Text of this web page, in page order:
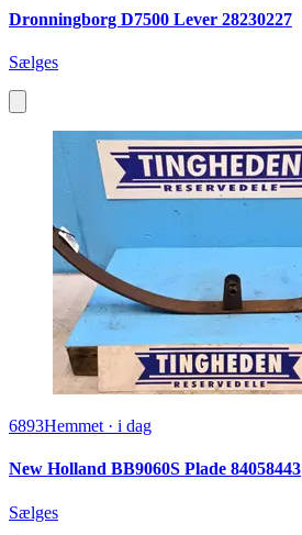
Dronningborg D7500 Lever 28230227
Sælges
6893Hemmet · i dag
New Holland BB9060S Plade 84058443
Sælges